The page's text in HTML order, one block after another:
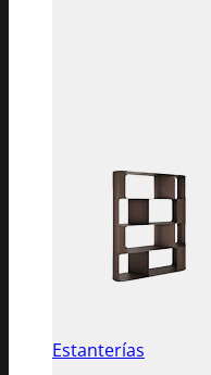
Estanterías